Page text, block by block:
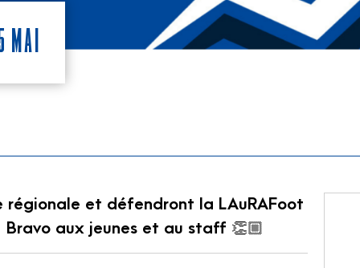
et défendront la LAuRAFoot
aux jeunes et au staff 👏🏼